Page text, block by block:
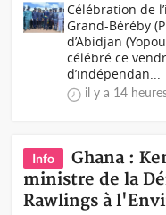
Célébration de
Grand-Béréby
d’Abidjan
célébré ce
d’indépendan...
il y a 14
Info
Ghana :
ministre de la
Rawlings à